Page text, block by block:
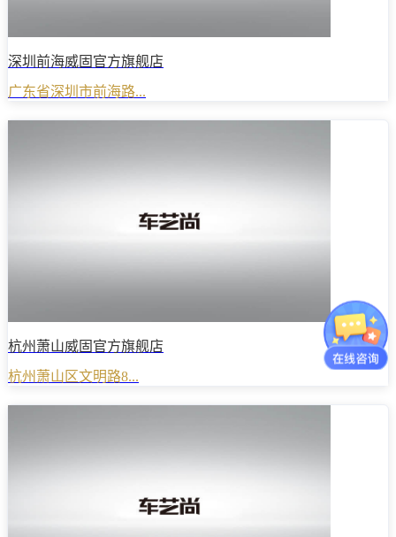
深圳前海威固官方旗舰店
广东省深圳市前海路...
杭州萧山威固官方旗舰店
杭州萧山区文明路8...